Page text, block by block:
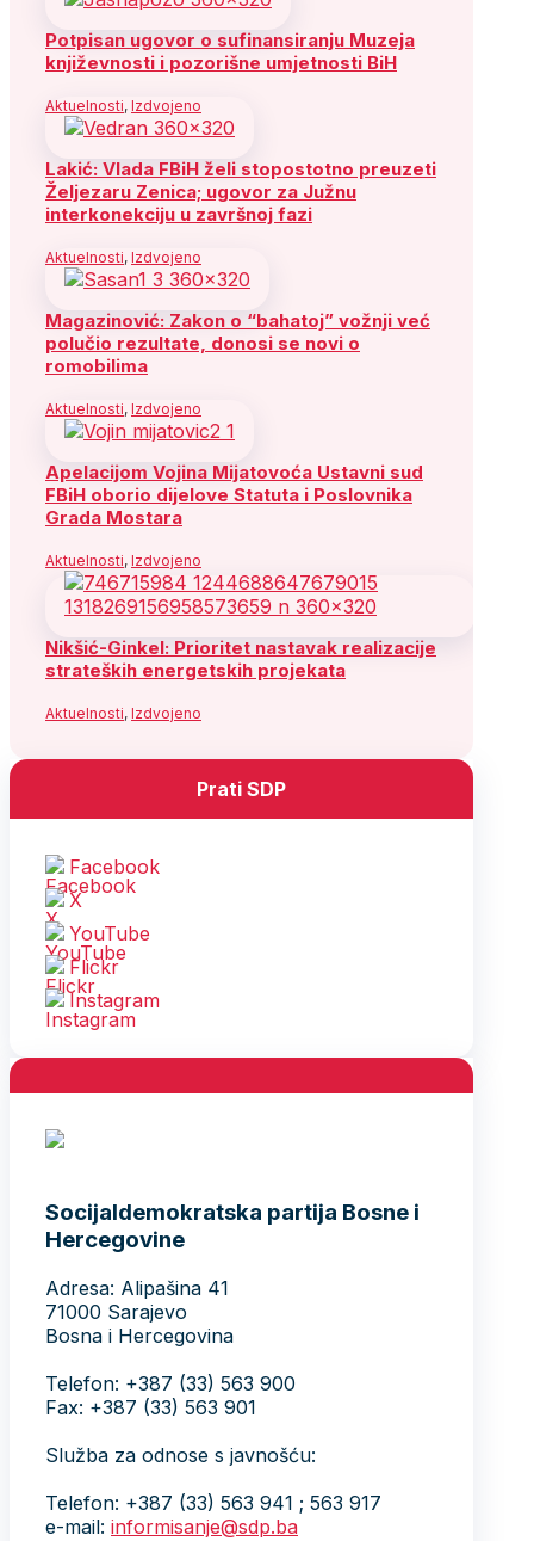
Potpisan ugovor o sufinansiranju Muzeja
književnosti i pozorišne umjetnosti BiH
Aktuelnosti, Izdvojeno
Lakić: Vlada FBiH želi stopostotno preuzeti
Željezaru Zenica; ugovor za Južnu
interkonekciju u završnoj fazi
Aktuelnosti, Izdvojeno
Magazinović: Zakon o “bahatoj” vožnji već
polučio rezultate, donosi se novi o
romobilima
Aktuelnosti, Izdvojeno
Apelacijom Vojina Mijatovoća Ustavni sud
FBiH oborio dijelove Statuta i Poslovnika
Grada Mostara
Aktuelnosti, Izdvojeno
Nikšić-Ginkel: Prioritet nastavak realizacije
strateških energetskih projekata
Aktuelnosti, Izdvojeno
Prati SDP
Facebook
X
YouTube
Flickr
Instagram
Socijaldemokratska partija Bosne i
Hercegovine
Adresa: Alipašina 41
71000 Sarajevo
Bosna i Hercegovina
Telefon: +387 (33) 563 900
Fax: +387 (33) 563 901
Služba za odnose s javnošću:
Telefon: +387 (33) 563 941 ; 563 917
e-mail: informisanje@sdp.ba